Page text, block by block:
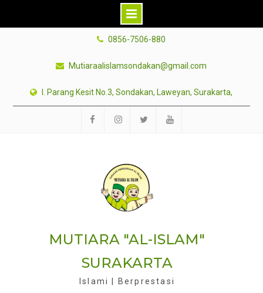
0856-7506-880
Mutiaraalislamsondakan@gmail.com
l. Parang Kesit No.3, Sondakan, Laweyan, Surakarta,
MUTIARA "AL-ISLAM"
SURAKARTA
Islami | Berprestasi